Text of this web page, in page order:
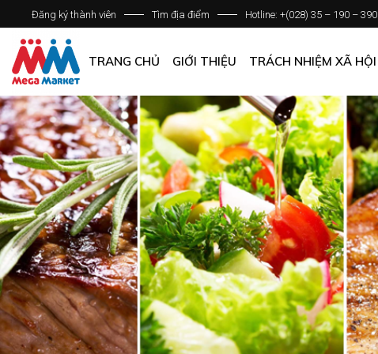
Đăng ký thành viên Tìm địa điểm Hotline: +(028) 35 – 190 – 390
TRANG CHỦ GIỚI THIỆU
GIỚI THIỆU DOANH NGHIỆP
DANH SÁCH HỆ THỐNG
QUẢN LÝ CHẤT LƯỢNG
CÁC CHÍNH SÁCH CHUNG
TRÁCH NHIỆM XÃ HỘI
GIỚI THIỆU DOANH NGHIỆP
DANH SÁCH HỆ THỐNG
CÁC CHÍNH SÁCH CHUNG